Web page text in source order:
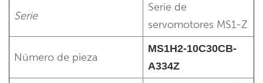
Serie
Serie de
servomotores MS1-Z
Número de pieza
MS1H2-10C30CB-
A334Z